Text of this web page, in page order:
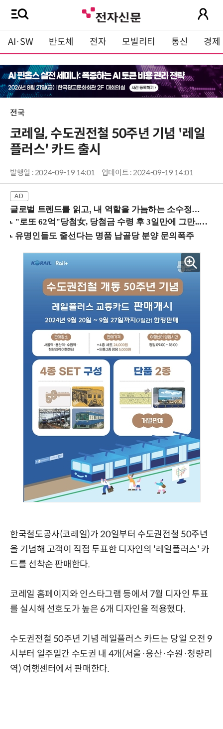
AI·SW 반도체 전자 모빌리티 통신 경제
전국
코레일, 수도권전철 50주년 기념 '레일
플러스' 카드 출시
발행일 : 2024-09-19 14:01 업데이트 : 2024-09-19 14:01
글로벌 트렌드를 읽고, 내 역할을 가늠하는 소수정예 실습 워크숍 (8/28 신논현역)
한국철도공사(코레일)가 20일부터 수도권전철 50주년
을 기념해 고객이 직접 투표한 디자인의 '레일플러스' 카
드를 선착순 판매한다.
코레일 홈페이지와 인스타그램 등에서 7월 디자인 투표
를 실시해 선호도가 높은 6개 디자인을 적용했다.
수도권전철 50주년 기념 레일플러스 카드는 당일 오전 9
시부터 일주일간 수도권 내 4개(서울·용산·수원·청량리
역) 여행센터에서 판매한다.